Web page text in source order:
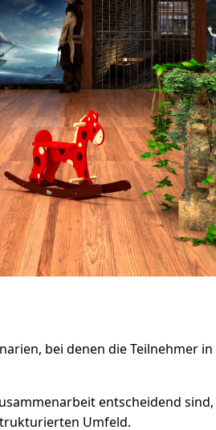
bei denen die Teilnehmer
entscheidend
Umfeld.